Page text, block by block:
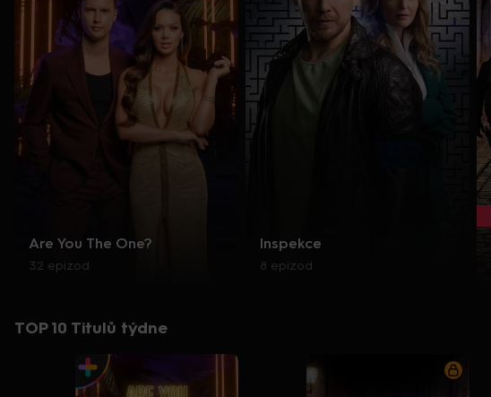
Are You The One?
32 epizod
Inspekce
8 epizod
TOP 10 Titulů týdne